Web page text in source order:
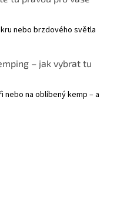
nebo brzdového světla
– jak vybrat tu
na oblíbený kemp – a